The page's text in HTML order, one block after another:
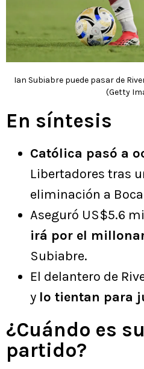
Ian Subiabre puede pasar de
(Getty
En síntesis
Católica pasó a
Libertadores tras
eliminación a
Aseguró US$5.6
irá por el
Subiabre.
El delantero de
y lo tientan para
¿Cuándo es
partido?